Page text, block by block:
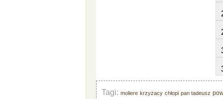
Tagi: moliere krzyżacy chłopi pan tadeusz